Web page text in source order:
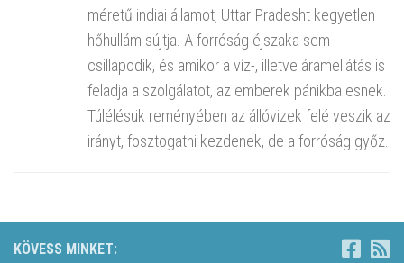
méretű indiai államot, Uttar Pradesht kegyetlen
hőhullám sújtja. A forróság éjszaka sem
csillapodik, és amikor a víz-, illetve áramellátás is
feladja a szolgálatot, az emberek pánikba esnek.
Túlélésük reményében az állóvizek felé veszik az
irányt, fosztogatni kezdenek, de a forróság győz.
KÖVESS MINKET: